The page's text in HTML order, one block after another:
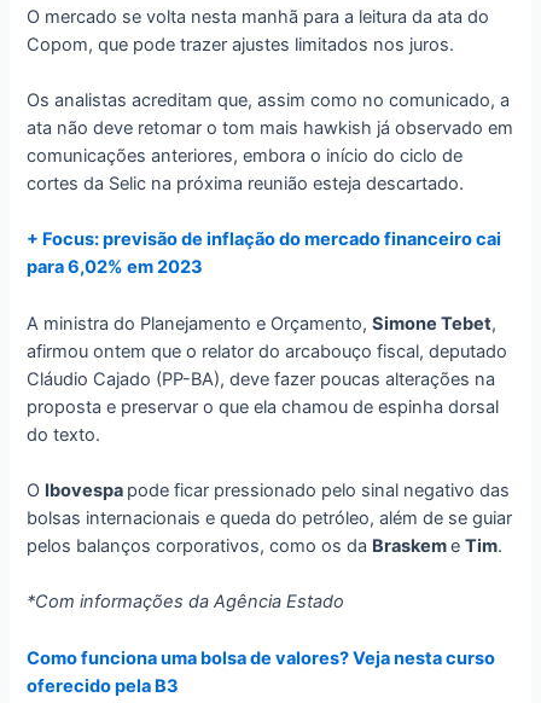
O mercado se volta nesta manhã para a leitura da ata do
Copom, que pode trazer ajustes limitados nos juros.
Os analistas acreditam que, assim como no comunicado, a
ata não deve retomar o tom mais hawkish já observado em
comunicações anteriores, embora o início do ciclo de
cortes da Selic na próxima reunião esteja descartado.
+ Focus: previsão de inflação do mercado financeiro cai
para 6,02% em 2023
A ministra do Planejamento e Orçamento,Simone Tebet,
afirmou ontem que o relator do arcabouço fiscal, deputado
Cláudio Cajado (PP-BA), deve fazer poucas alterações na
proposta e preservar o que ela chamou de espinha dorsal
do texto.
O Ibovespa pode ficar pressionado pelo sinal negativo das
bolsas internacionais e queda do petróleo, além de se guiar
pelos balanços corporativos, como os da BraskemeTim.
*Com informações da Agência Estado
Como funciona uma bolsa de valores? Veja nesta curso
oferecido pela B3